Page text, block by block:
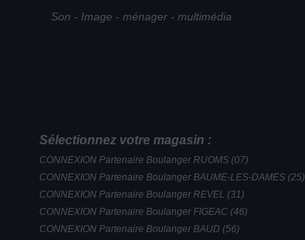
Son - Image - ménager - multimédia
Sélectionnez votre magasin :
CONNEXION Partenaire Boulanger RUOMS (07)
CONNEXION Partenaire Boulanger BAUME-LES-DAMES (25)
CONNEXION Partenaire Boulanger REVEL (31)
CONNEXION Partenaire Boulanger FIGEAC (46)
CONNEXION Partenaire Boulanger BAUD (56)